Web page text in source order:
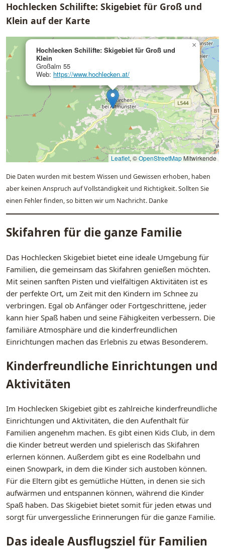
Hochlecken Schilifte: Skigebiet für Groß und
Klein auf der Karte
Hochlecken Schilifte: Skigebiet für Groß und
Klein
Großalm 55
Web: https://www.hochlecken.at/
×
Leaflet, ©OpenStreetMapMitwirkende
Die Daten wurden mit bestem Wissen und Gewissen erhoben, haben
aber keinen Anspruch auf Vollständigkeit und Richtigkeit. Sollten Sie
einen Fehler finden, so bitten wir um Nachricht. Danke
Skifahren für die ganze Familie
Das Hochlecken Skigebiet bietet eine ideale Umgebung für
Familien, die gemeinsam das Skifahren genießen möchten.
Mit seinen sanften Pisten und vielfältigen Aktivitäten ist es
der perfekte Ort, um Zeit mit den Kindern im Schnee zu
verbringen. Egal ob Anfänger oder Fortgeschrittene, jeder
kann hier Spaß haben und seine Fähigkeiten verbessern. Die
familiäre Atmosphäre und die kinderfreundlichen
Einrichtungen machen das Erlebnis zu etwas Besonderem.
Kinderfreundliche Einrichtungen und
Aktivitäten
Im Hochlecken Skigebiet gibt es zahlreiche kinderfreundliche
Einrichtungen und Aktivitäten, die den Aufenthalt für
Familien angenehm machen. Es gibt einen Kids Club, in dem
die Kinder betreut werden und spielerisch das Skifahren
erlernen können. Außerdem gibt es eine Rodelbahn und
einen Snowpark, in dem die Kinder sich austoben können.
Für die Eltern gibt es gemütliche Hütten, in denen sie sich
aufwärmen und entspannen können, während die Kinder
Spaß haben. Das Skigebiet bietet somit für jeden etwas und
sorgt für unvergessliche Erinnerungen für die ganze Familie.
Das ideale Ausflugsziel für Familien